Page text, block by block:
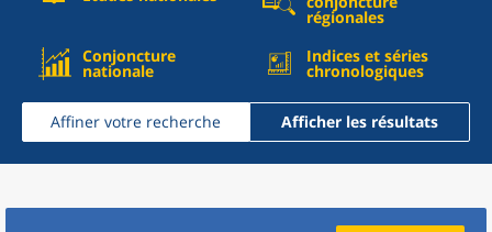
régionales
Conjoncture
nationale
Indices et séries
chronologiques
Affiner votre recherche Afficher les résultats